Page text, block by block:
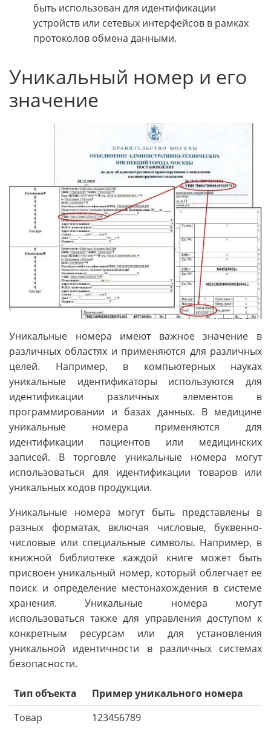
быть использован для идентификации
устройств или сетевых интерфейсов в рамках
протоколов обмена данными.
Уникальный номер и его
значение
Уникальные номера имеют важное значение в
различных областях и применяются для различных
целей. Например, в компьютерных науках
уникальные идентификаторы используются для
идентификации различных элементов в
программировании и базах данных. В медицине
уникальные номера применяются для
идентификации пациентов или медицинских
записей. В торговле уникальные номера могут
использоваться для идентификации товаров или
уникальных кодов продукции.
Уникальные номера могут быть представлены в
разных форматах, включая числовые, буквенно-
числовые или специальные символы. Например, в
книжной библиотеке каждой книге может быть
присвоен уникальный номер, который облегчает ее
поиск и определение местонахождения в системе
хранения. Уникальные номера могут
использоваться также для управления доступом к
конкретным ресурсам или для установления
уникальной идентичности в различных системах
безопасности.
Тип объекта
Пример уникального номера
Товар
123456789